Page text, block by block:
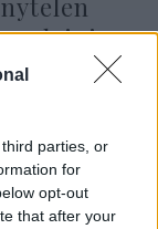
parties, or
for
opt-out
that after your
Salvini.